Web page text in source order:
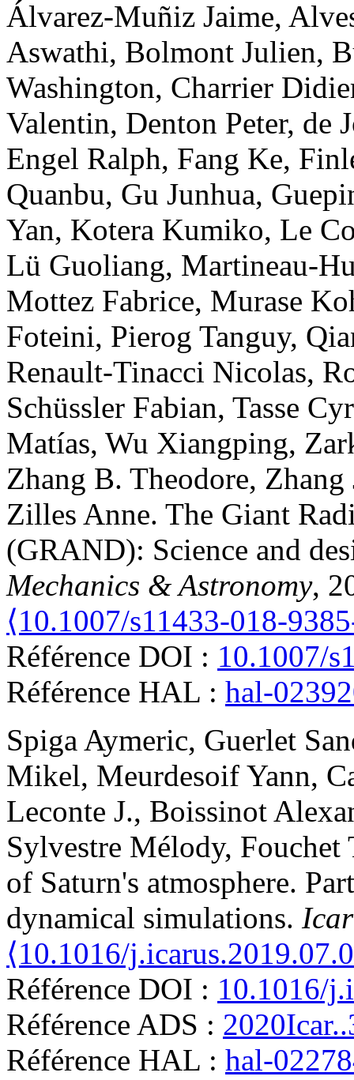
Álvarez-Muñiz Jaime,
Aswathi, Bolmont Julien,
Washington, Charrier
Valentin, Denton Peter, de
Engel Ralph, Fang Ke,
Quanbu, Gu Junhua,
Yan, Kotera Kumiko, Le
Lü Guoliang, Martineau-
Mottez Fabrice, Murase
Foteini, Pierog Tanguy,
Renault-Tinacci Nicolas,
Schüssler Fabian, Tasse
Matías, Wu Xiangping,
Zhang B. Theodore, Zhang
Zilles Anne. The Giant
(GRAND): Science and
Mechanics & Astronomy,
⟨10.1007/s11433-018-
Référence DOI : 10.1007/
Référence HAL : hal-
Spiga Aymeric, Guerlet
Mikel, Meurdesoif Yann,
Leconte J., Boissinot
Sylvestre Mélody, Fouchet
of Saturn's atmosphere.
dynamical simulations.
⟨10.1016/
Référence DOI : 10.1016/
Référence ADS :
Référence HAL : hal-